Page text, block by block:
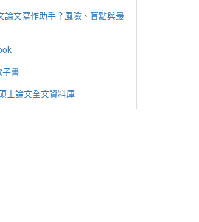
論文寫作助手？風險、盲點與最
子書
士論文全文資料庫